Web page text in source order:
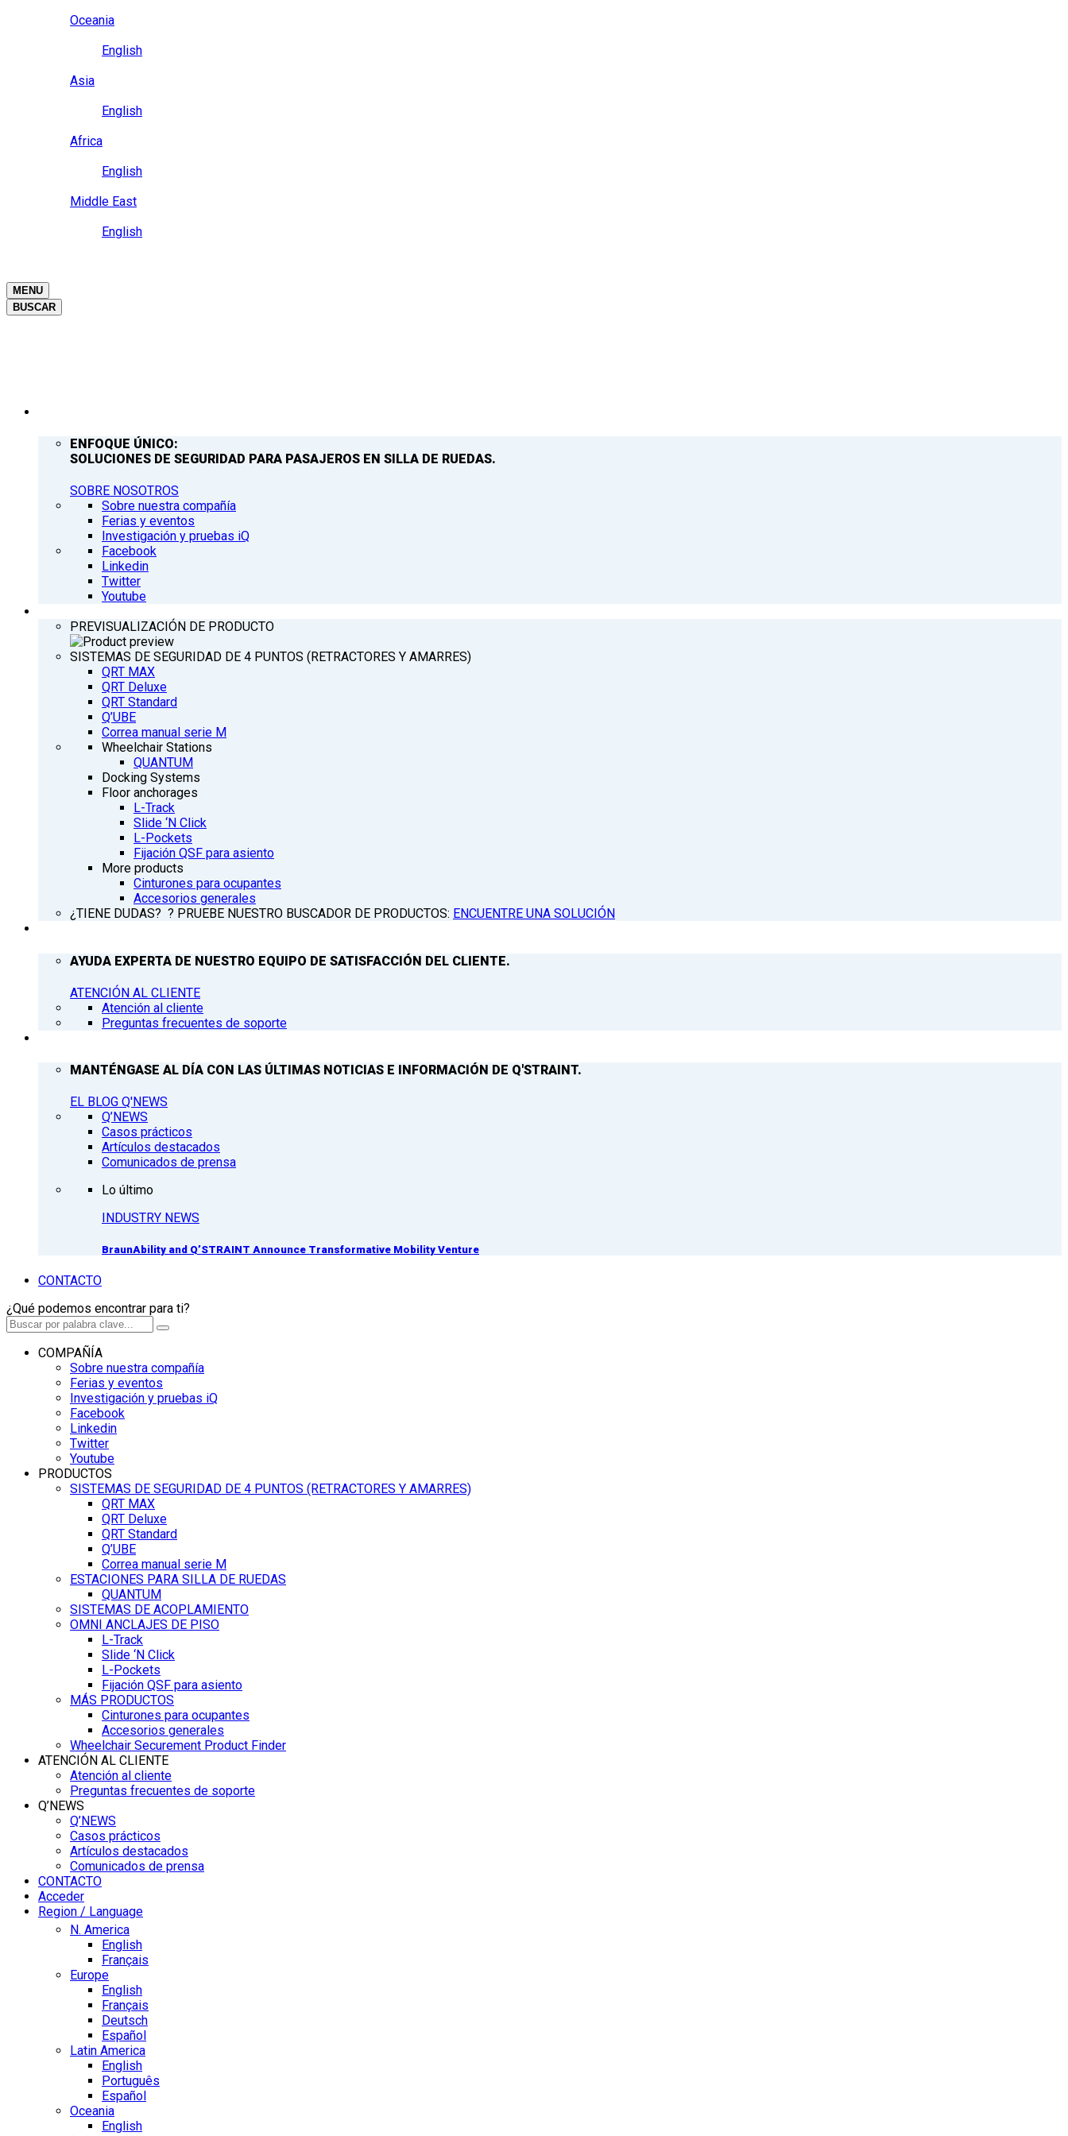
Oceania
English
Asia
English
Africa
English
Middle East
English
MENU
BUSCAR
ENFOQUE ÚNICO:
SOLUCIONES DE SEGURIDAD PARA PASAJEROS EN SILLA DE RUEDAS.
SOBRE NOSOTROS
Sobre nuestra compañía
Ferias y eventos
Investigación y pruebas iQ
Facebook
Linkedin
Twitter
Youtube
PREVISUALIZACIÓN DE PRODUCTO
SISTEMAS DE SEGURIDAD DE 4 PUNTOS (RETRACTORES Y AMARRES)
QRT MAX
QRT Deluxe
QRT Standard
Q’UBE
Correa manual serie M
Wheelchair Stations
QUANTUM
Docking Systems
Floor anchorages
L-Track
Slide ‘N Click
L-Pockets
Fijación QSF para asiento
More products
Cinturones para ocupantes
Accesorios generales
¿TIENE DUDAS? ? PRUEBE NUESTRO BUSCADOR DE PRODUCTOS: ENCUENTRE UNA SOLUCIÓN
AYUDA EXPERTA DE NUESTRO EQUIPO DE SATISFACCIÓN DEL CLIENTE.
ATENCIÓN AL CLIENTE
Atención al cliente
Preguntas frecuentes de soporte
MANTÉNGASE AL DÍA CON LAS ÚLTIMAS NOTICIAS E INFORMACIÓN DE Q'STRAINT.
EL BLOG Q'NEWS
Q’NEWS
Casos prácticos
Artículos destacados
Comunicados de prensa
Lo último
INDUSTRY NEWS
BraunAbility and Q’STRAINT Announce Transformative Mobility Venture
CONTACTO
¿Qué podemos encontrar para ti?
COMPAÑÍA
Sobre nuestra compañía
Ferias y eventos
Investigación y pruebas iQ
Facebook
Linkedin
Twitter
Youtube
PRODUCTOS
SISTEMAS DE SEGURIDAD DE 4 PUNTOS (RETRACTORES Y AMARRES)
QRT MAX
QRT Deluxe
QRT Standard
Q’UBE
Correa manual serie M
ESTACIONES PARA SILLA DE RUEDAS
QUANTUM
SISTEMAS DE ACOPLAMIENTO
OMNI ANCLAJES DE PISO
L-Track
Slide ‘N Click
L-Pockets
Fijación QSF para asiento
MÁS PRODUCTOS
Cinturones para ocupantes
Accesorios generales
Wheelchair Securement Product Finder
ATENCIÓN AL CLIENTE
Atención al cliente
Preguntas frecuentes de soporte
Q’NEWS
Q’NEWS
Casos prácticos
Artículos destacados
Comunicados de prensa
CONTACTO
Acceder
Region / Language
N. America
English
Français
Europe
English
Français
Deutsch
Español
Latin America
English
Português
Español
Oceania
English